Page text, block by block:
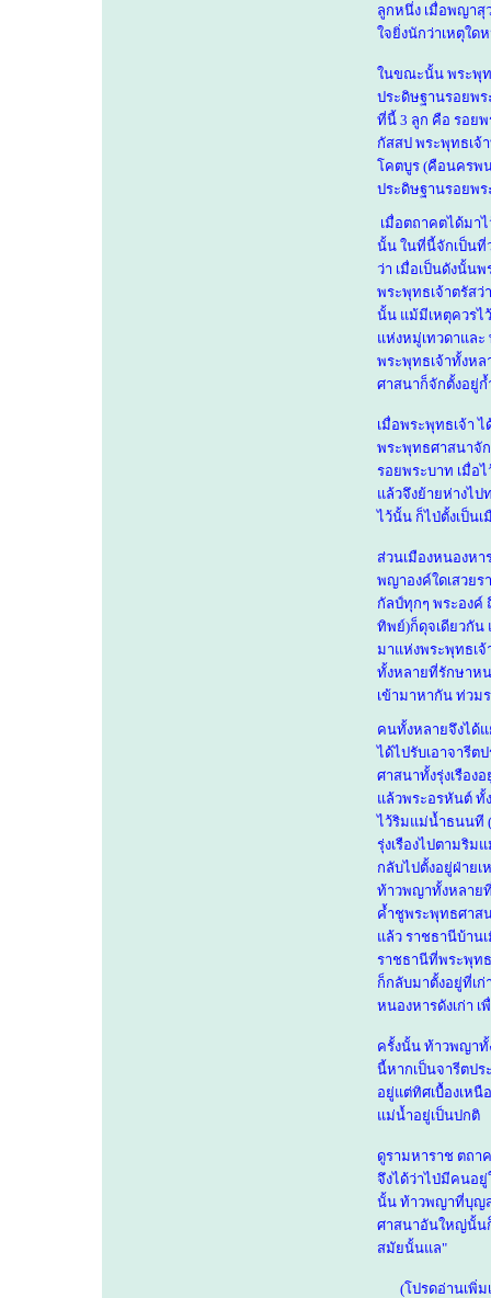
ลูกหนึ่ง เมื่อพญาสุ
ใจยิ่งนักว่าเหตุใด
ในขณะนั้น พระพุท
ประดิษฐานรอยพร
ที่นี้ 3 ลูก คือ รอย
กัสสป พระพุทธเจ้
โคตบูร (คือนครพ
ประดิษฐานรอยพ
เมื่อตถาคตได้มา
นั้น ในที่นี้จักเป็นที่
ว่า เมื่อเป็นดังนั้น
พระพุทธเจ้าตรัสว่
นั้น แม้มีเหตุควรไ
แห่งหมู่เทวดาแล
พระพุทธเจ้าทั้งหล
ศาสนาก็จักตั้งอยู่ก้
เมื่อพระพุทธเจ้า
พระพุทธศาสนาจัก
รอยพระบาท เมื่อ
แล้วจึงย้ายห่างไ
ไว้นั้น ก็ไป่ตั้งเป็น
ส่วนเมืองหนองห
พญาองค์ใดเสวย
กัลป์ทุกๆ พระองค์
ทิพย์)ก็ดุจเดียวกัน
มาแห่งพระพุทธเ
ทั้งหลายที่รักษาห
เข้ามาหากัน ท่วม
คนทั้งหลายจึงได้
ได้ไปรับเอาจารีต
ศาสนาทั้งรุ่งเรือง
แล้วพระอรหันต์ ทั้
ไว้ริมแม่น้ำธนนที
รุ่งเรืองไปตามริม
กลับไปตั้งอยู่ฝ่าย
ท้าวพญาทั้งหลาย
ค้ำชูพระพุทธศาส
แล้ว ราชธานีบ้าน
ราชธานีที่พระพุท
ก็กลับมาตั้งอยู่ที่เ
หนองหารดังเก่า
ครั้งนั้น ท้าวพญา
นี้หากเป็นจารีตป
อยู่แต่ทิศเบื้องเหนื
แม่น้ำอยู่เป็นปกติ
ดูรามหาราช ตถา
จึงได้ว่าไป่มีคนอ
นั้น ท้าวพญาที่บุญ
ศาสนาอันใหญ่นั้น
สมัยนั้นแล"
(โปรดอ่านเพิ่ม